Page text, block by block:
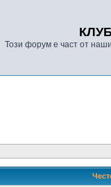
Този форум е част от